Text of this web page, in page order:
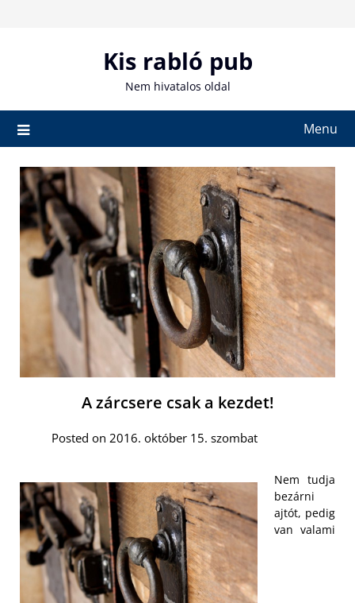
Kis rabló pub
Nem hivatalos oldal
Menu
A zárcsere csak a kezdet!
Posted on 2016. október 15. szombat
Nem tudja
bezárni
ajtót, pedig
van valami